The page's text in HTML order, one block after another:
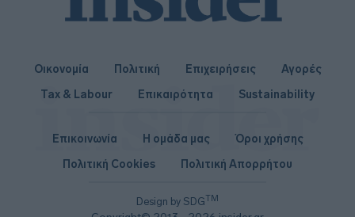
Οικονομία Πολιτική Επιχειρήσεις
Αγορές
Tax & Labour
Επικαιρότητα Sustainability
Design by SDGTM
Επικοινωνία Η ομάδα μας
Όροι χρήσης
Πολιτική Cookies
Πολιτική Απορρήτου